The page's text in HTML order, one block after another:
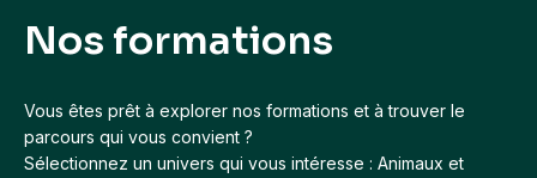
Nos formations
Vous êtes prêt à explorer nos formations et à trouver le
parcours qui vous convient ?
Sélectionnez un univers qui vous intéresse : Animaux et